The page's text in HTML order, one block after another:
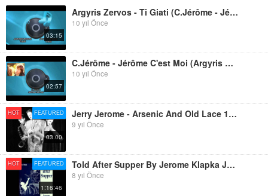
03:15
Argyris Zervos - Ti Giati (C.Jérôme - Jérôme C'est Moi)
10 yıl Önce
02:57
C.Jérôme - Jérôme C'est Moi (Argyris Zervos - Ti Giati)
10 yıl Önce
HOT FEATURED
03:00
Jerry Jerome - Arsenic And Old Lace 1944 Jerry Jerome & His Cats And Jammers
9 yıl Önce
HOT FEATURED
1:16:46
Told After Supper By Jerome Klapka Jerome (Free Audio Book In British English)
8 yıl Önce